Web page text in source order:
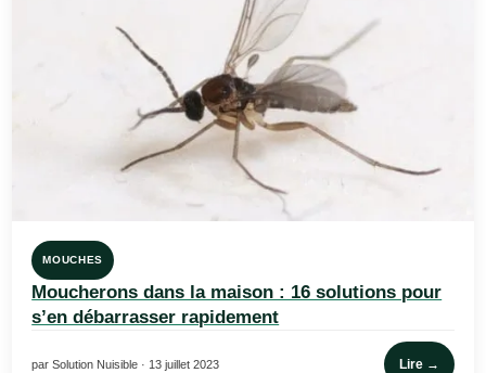
MOUCHES
Moucherons dans la maison : 16 solutions pour
s’en débarrasser rapidement
par Solution Nuisible · 13 juillet 2023 Lire →